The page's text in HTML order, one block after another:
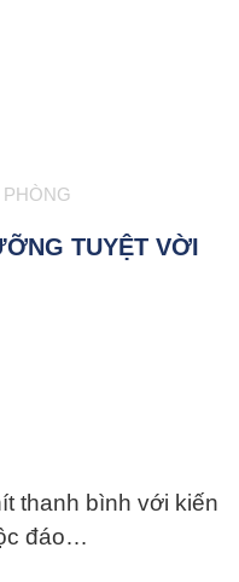
TUYỆT VỜI
thanh bình với kiến
đáo…